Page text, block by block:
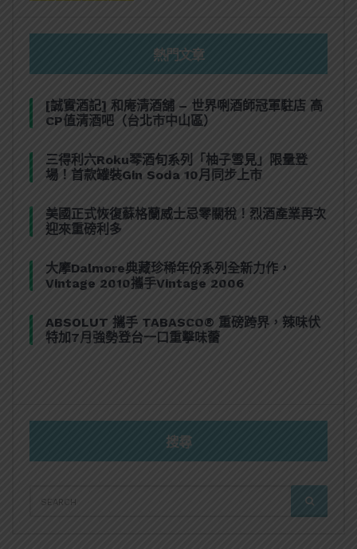
熱門文章
[誠實酒記] 和庵清酒舖 – 世界唎酒師冠軍駐店 高
CP值清酒吧（台北市中山區）
三得利六Roku琴酒旬系列「柚子雪見」限量登
場！首款罐裝Gin Soda 10月同步上市
美國正式恢復蘇格蘭威士忌零關稅！烈酒產業再次
迎來重磅利多
大摩Dalmore典藏珍稀年份系列全新力作，
Vintage 2010攜手Vintage 2006
ABSOLUT 攜手 TABASCO® 重磅跨界，辣味伏
特加7月強勢登台一口重擊味蕾
搜尋
FOR:
SEARCH